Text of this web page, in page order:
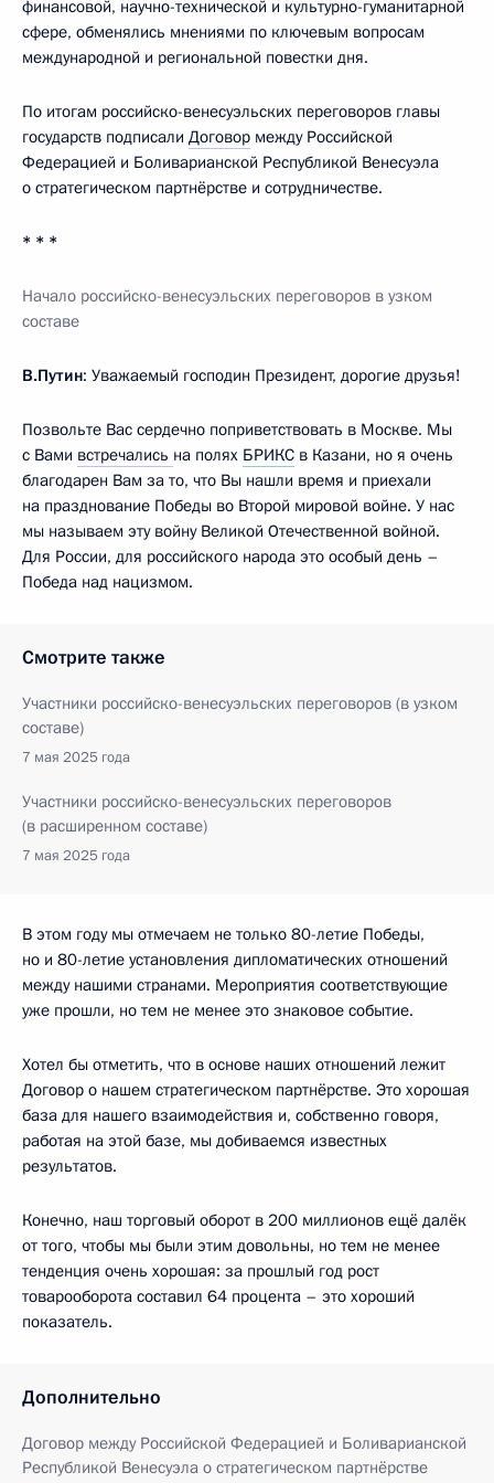
финансовой, научно-технической и культурно-гуманитарной
сфере, обменялись мнениями по ключевым вопросам
международной и региональной повестки дня.
По итогам российско-венесуэльских переговоров главы
государств подписали Договор между Российской
Федерацией и Боливарианской Республикой Венесуэла
о стратегическом партнёрстве и сотрудничестве.
* * *
Начало российско-венесуэльских переговоров в узком
составе
В.Путин: Уважаемый господин Президент, дорогие друзья!
Позвольте Вас сердечно поприветствовать в Москве. Мы
с Вами встречались на полях БРИКС в Казани, но я очень
благодарен Вам за то, что Вы нашли время и приехали
на празднование Победы во Второй мировой войне. У нас
мы называем эту войну Великой Отечественной войной.
Для России, для российского народа это особый день –
Победа над нацизмом.
Смотрите также
Участники российско-венесуэльских переговоров (в узком
составе)
7 мая 2025 года
Участники российско-венесуэльских переговоров
(в расширенном составе)
7 мая 2025 года
В этом году мы отмечаем не только 80-летие Победы,
но и 80-летие установления дипломатических отношений
между нашими странами. Мероприятия соответствующие
уже прошли, но тем не менее это знаковое событие.
Хотел бы отметить, что в основе наших отношений лежит
Договор о нашем стратегическом партнёрстве. Это хорошая
база для нашего взаимодействия и, собственно говоря,
работая на этой базе, мы добиваемся известных
результатов.
Конечно, наш торговый оборот в 200 миллионов ещё далёк
от того, чтобы мы были этим довольны, но тем не менее
тенденция очень хорошая: за прошлый год рост
товарооборота составил 64 процента – это хороший
показатель.
Дополнительно
Договор между Российской Федерацией и Боливарианской
Республикой Венесуэла о стратегическом партнёрстве